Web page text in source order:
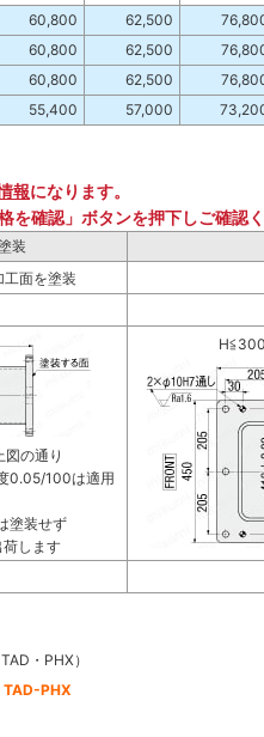
60,800 62,500
60,800 62,500
60,800 62,500
55,400 57,000
報になります。
を確認」ボタンを押下しご確認
装
面を塗装
の通り
0.05/100は適用
塗装せず
します
TAD・PHX）
TAD-PHX